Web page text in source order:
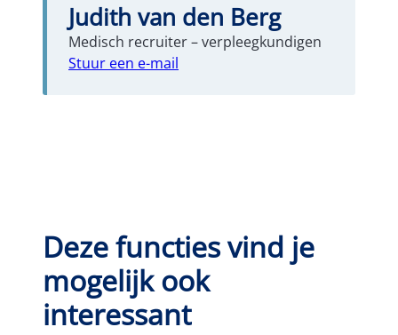
Judith van den Berg
Medisch recruiter – verpleegkundigen
Stuur een e-mail
Deze functies vind je
mogelijk ook
interessant